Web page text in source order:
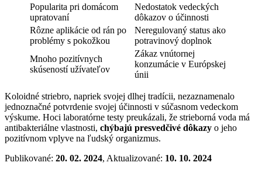
Popularita pri domácom
upratovaní
Nedostatok vedeckých
dôkazov o účinnosti
Rôzne aplikácie od rán po
problémy s pokožkou
Neregulovaný status ako
potravinový doplnok
Mnoho pozitívnych
skúseností užívateľov
Zákaz vnútornej
konzumácie v Európskej
únii
Koloidné striebro, napriek svojej dlhej tradícii, nezaznamenalo
jednoznačné potvrdenie svojej účinnosti v súčasnom vedeckom
výskume. Hoci laboratórne testy preukázali, že strieborná voda má
antibakteriálne vlastnosti, chýbajú presvedčivé dôkazy o jeho
pozitívnom vplyve na ľudský organizmus.
Publikované: 20. 02. 2024, Aktualizované: 10. 10. 2024